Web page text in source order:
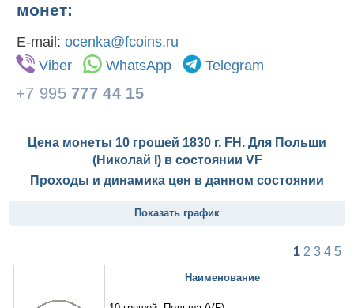
монет:
E-mail: ocenka@fcoins.ru
Viber
WhatsApp Telegram
+7 995 777 44 15
Цена монеты 10 грошей 1830 г. FH. Для Польши
(Николай I) в состоянии VF
Проходы и динамика цен в данном состоянии
Показать график
1 2 3 4 5
Наименование